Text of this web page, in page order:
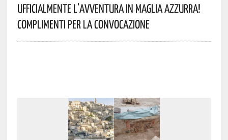
Ufficialmente L’avventura In Maglia Azzurra!
Complimenti Per La Convocazione